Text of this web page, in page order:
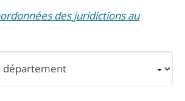
des juridictions au